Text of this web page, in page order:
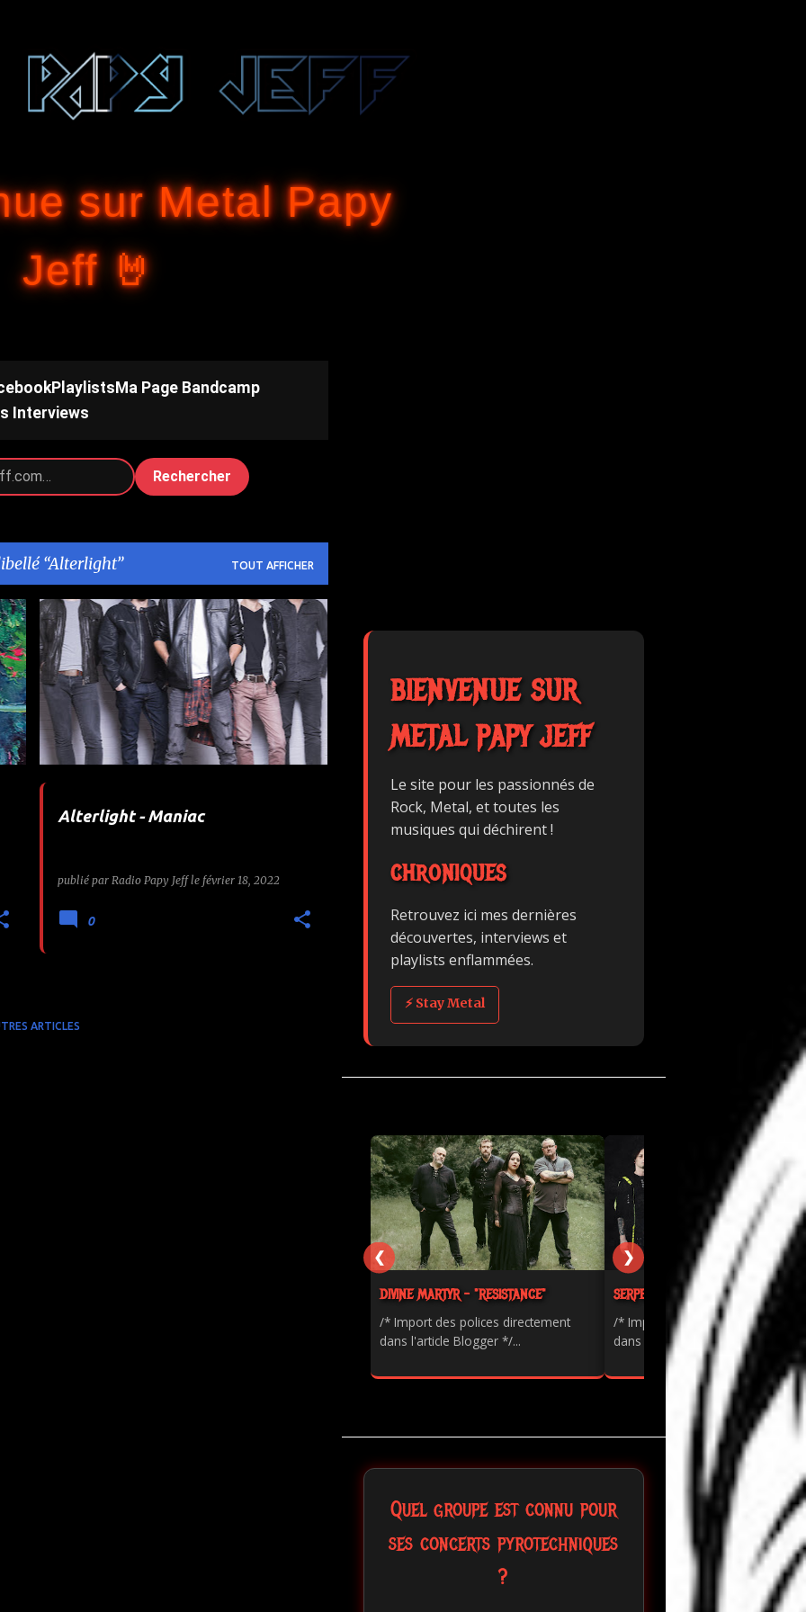
sur Metal Papy
Jeff 🤘
Playlists Ma Page Bandcamp
Interviews
Rechercher
Alterlight TOUT AFFICHER
Alterlight - Maniac
publié par Radio Papy Jeff le février 18, 2022
ALTERLIGHT MANIAC
0
ARTICLES
BIENVENUE SUR
METAL PAPY JEFF
Le site pour les passionnés de
Rock, Metal, et toutes les
musiques qui déchirent !
CHRONIQUES
Retrouvez ici mes dernières
découvertes, interviews et
playlists enflammées.
⚡ Stay Metal
DIVINE MARTYR - "RESISTANCE"
/* Import des polices directement
dans l'article Blogger */...
SERPENTS - "PAINKILLER"
/* Import des polices directement
dans l'article Blogger */...
❮ ❯
Quel groupe est connu pour
ses concerts pyrotechniques
?